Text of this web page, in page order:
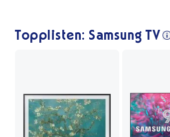
Topplisten: Samsung TV